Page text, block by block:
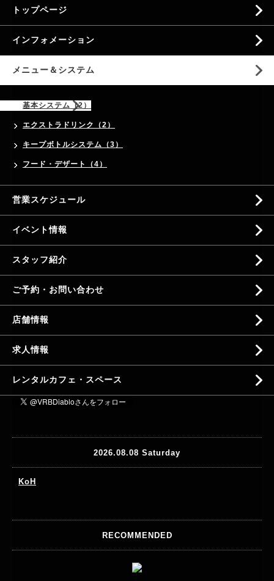
トップページ
インフォメーション
メニュー＆システム
基本システム（2）
エクストラドリンク（2）
キープボトルシステム（3）
フード・デザート（4）
営業スケジュール
イベント情報
スタッフ紹介
ご予約・お問い合わせ
店舗情報
求人情報
レンタルカフェ・スペース
2026.08.08 Saturday
KoH
RECOMMENDED